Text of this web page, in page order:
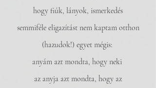
hogy fiúk, lányok, ismerkedés
semmiféle eligazítást nem kaptam otthon
(hazudok!) egyet mégis:
anyám azt mondta, hogy neki
az anyja azt mondta, hogy az